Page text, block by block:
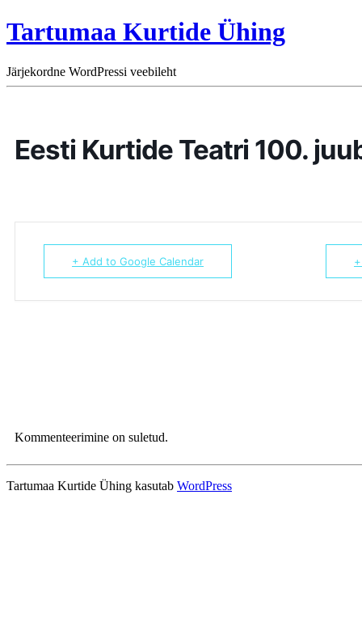
Tartumaa Kurtide Ühing
Järjekordne WordPressi veebileht
Eesti Kurtide Teatri 100.
+ Add to Google Calendar
Kommenteerimine on suletud.
Tartumaa Kurtide Ühing kasutab WordPress